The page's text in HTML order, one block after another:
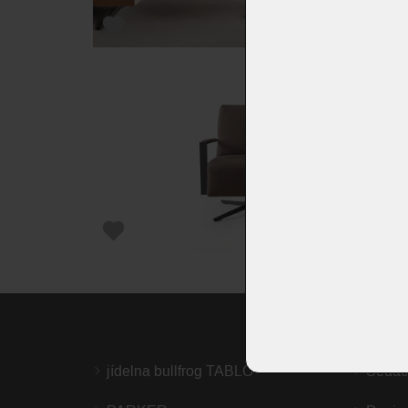
jídelna bullfrog TABLO